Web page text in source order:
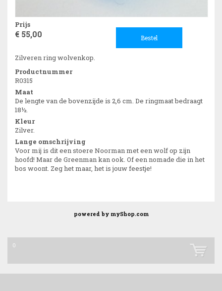
Prijs
€ 55,00 Bestel
Zilveren ring wolvenkop.
Productnummer
R0315
Maat
De lengte van de bovenzijde is 2,6 cm. De ringmaat bedraagt
18½.
Kleur
Zilver.
Lange omschrijving
Voor mij is dit een stoere Noorman met een wolf op zijn
hoofd! Maar de Greenman kan ook. Of een nomade die in het
bos woont. Zeg het maar, het is jouw feestje!
powered by myShop.com
0